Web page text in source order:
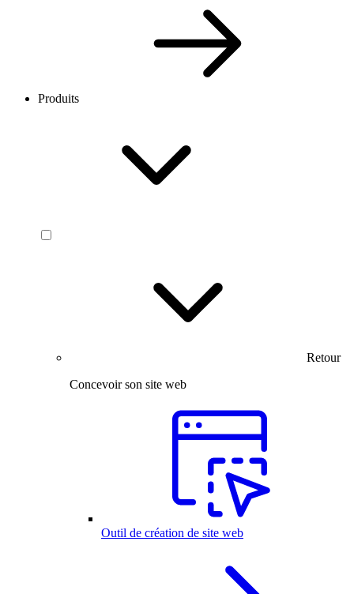
Produits
Retour
Concevoir son site web
Outil de création de site web